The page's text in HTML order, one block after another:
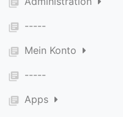
library_books
library_books -----
library_books Mein Konto
library_books -----
library_books Apps